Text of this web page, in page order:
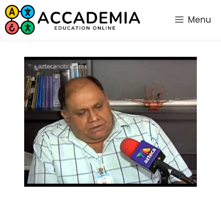
Saltar
al
contenido
Menu